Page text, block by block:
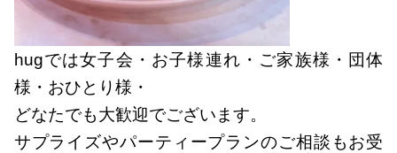
hugでは女子会・お子様連れ・ご家族様・団体
様・おひとり様・
どなたでも大歓迎でございます。
サプライズやパーティープランのご相談もお受